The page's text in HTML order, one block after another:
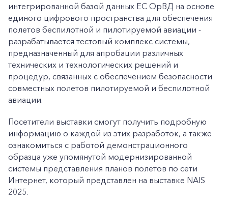
интегрированной базой данных ЕС ОрВД на основе
единого цифрового пространства для обеспечения
полетов беспилотной и пилотируемой авиации -
разрабатывается тестовый комплекс системы,
предназначенный для апробации различных
технических и технологических решений и
процедур, связанных с обеспечением безопасности
совместных полетов пилотируемой и беспилотной
авиации.
Посетители выставки смогут получить подробную
информацию о каждой из этих разработок, а также
ознакомиться с работой демонстрационного
образца уже упомянутой модернизированной
системы представления планов полетов по сети
Интернет, который представлен на выставке NAIS
2025.